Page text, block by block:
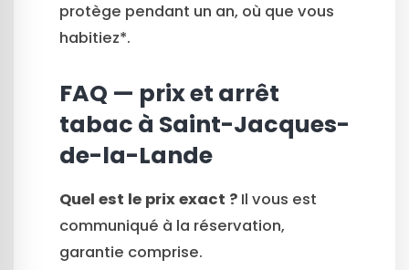
protège pendant un an, où que vous
habitiez*.
FAQ — prix et arrêt
tabac à Saint-Jacques-
de-la-Lande
Quel est le prix exact ? Il vous est
communiqué à la réservation,
garantie comprise.